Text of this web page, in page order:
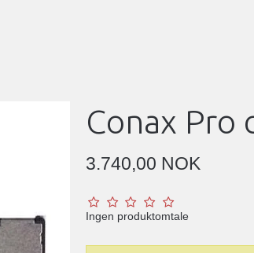
Conax Pro
3.740,00 NOK
Ingen produktomtale